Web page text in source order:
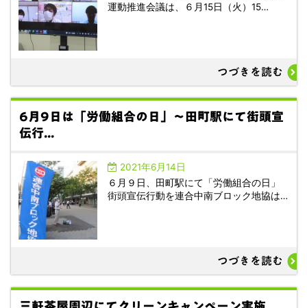
運動推進会議は、６月15日（火）15…
つづきを読む
6月9日は「労働組合の日」～田町駅にて街頭宣
伝行...
2021年6月14日
６月９日、田町駅にて「労働組合の日」
街頭宣伝行動を連合中南ブロック地協は…
つづきを読む